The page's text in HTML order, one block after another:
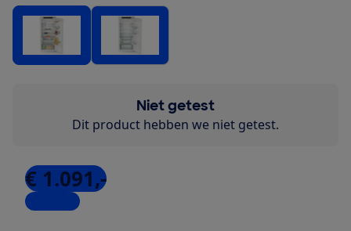
Niet getest
Dit product hebben we niet getest.
€ 1.091,-
6 winkels